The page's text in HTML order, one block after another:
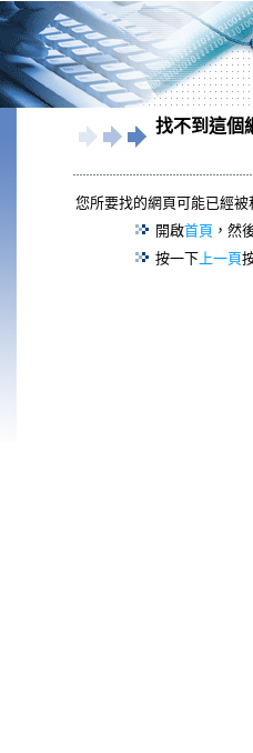
找不到這個
您所要找的網頁可能已經
開啟首頁 ，然
按一下上一頁